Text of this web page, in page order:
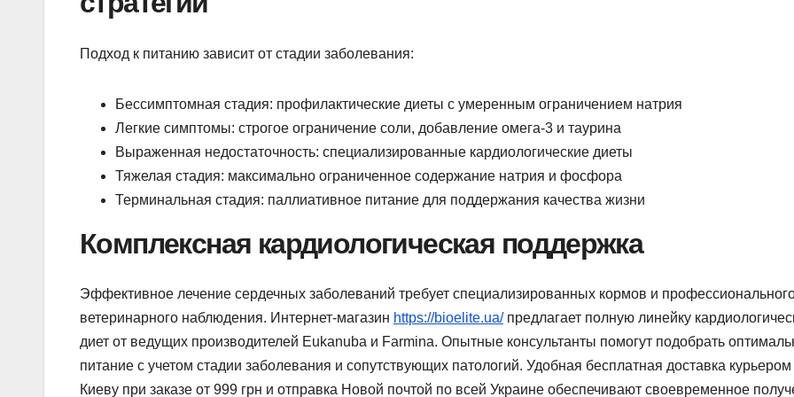
Подход к питанию зависит от стадии заболевания:
Бессимптомная стадия: профилактические диеты с умеренным ограничением натрия
Легкие симптомы: строгое ограничение соли, добавление омега-3 и таурина
Выраженная недостаточность: специализированные кардиологические диеты
Тяжелая стадия: максимально ограниченное содержание натрия и фосфора
Терминальная стадия: паллиативное питание для поддержания качества жизни
Комплексная кардиологическая поддержка
Эффективное лечение сердечных заболеваний требует специализированных кормов и
ветеринарного наблюдения. Интернет-магазин https://bioelite.ua/предлагает полную линейку
диет от ведущих производителей Eukanuba и Farmina. Опытные консультанты помогут подобрать
питание с учетом стадии заболевания и сопутствующих патологий. Удобная бесплатная доставка
Киеву при заказе от 999 грн и отправка Новой почтой по всей Украине обеспечивают своевременное